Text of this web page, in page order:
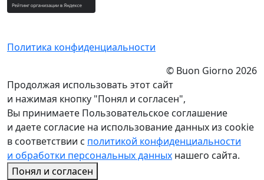
Политика конфиденциальности
© Buon Giorno 2026
Продолжая использовать этот сайт
и нажимая кнопку "Понял и согласен",
Вы принимаете Пользовательское соглашение
и даете согласие на использование данных из cookie
в соответствии с политикой конфиденциальности
и обработки персональных данных нашего сайта.
Понял и согласен